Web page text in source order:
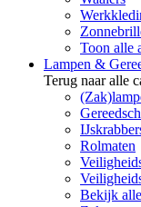
Toon alle
Lampen &
Terug naar alle
Rolmaten
Bekijk